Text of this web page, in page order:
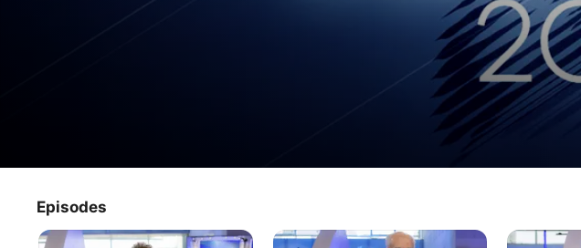
Série TV ·Actualité
·40m
Episodes